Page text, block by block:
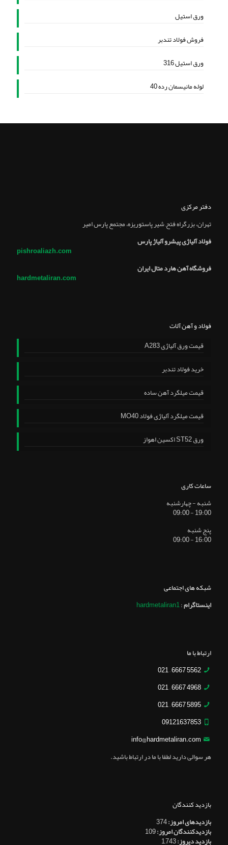
ورق استیل
فروش فولاد تندبر
ورق استیل 316
لوله مانیسمان رده 40
دفتر مرکزی
تهران، بزرگراه فتح, شير پاستوريزه، مجتمع پارس امير
فولاد آلیاژی پیشرو آلیاژ پارس
pishroaliazh.com
فروشگاه آهن هارد متال ایران
hardmetaliran.com
فولاد و آهن آلات
قیمت ورق آلیاژی A283
خرید فولاد تندبر
قیمت میلگرد آهن ساده
قیمت میلگرد آلیاژی فولاد MO40
ورق ST52 اکسین اهواز
ساعات کاری
شنبه - چهارشنبه
19:00 - 09:00
پنج شنبه
16:00 - 09:00
شبکه های اجتماعی
اینستاگرام:
hardmetaliran1
ارتباط با ما
5562 6667 – 021
4968 6667 – 021
5895 6667 – 021
09121637853
info@hardmetaliran.com
هر سوالی دارید لطفا با ما در ارتباط باشید.
بازدید کنندگان
بازدیدهای امروز:374
بازدیدکنندگان امروز:109
بازدید دیروز:1,743